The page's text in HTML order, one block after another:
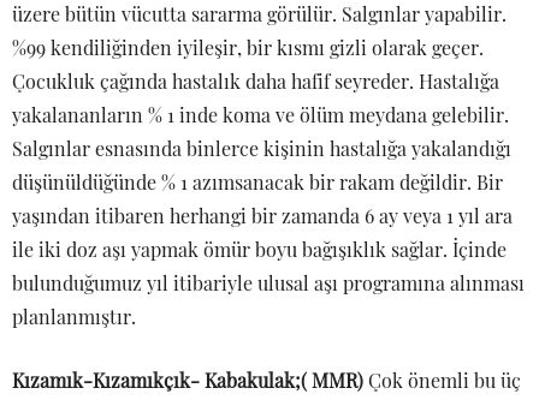
üzere bütün vücutta sararma görülür. Salgınlar yapabilir.
%99 kendiliğinden iyileşir, bir kısmı gizli olarak geçer.
Çocukluk çağında hastalık daha hafif seyreder. Hastalığa
yakalananların % 1 inde koma ve ölüm meydana gelebilir.
Salgınlar esnasında binlerce kişinin hastalığa yakalandığı
düşünüldüğünde % 1 azımsanacak bir rakam değildir. Bir
yaşından itibaren herhangi bir zamanda 6 ay veya 1 yıl ara
ile iki doz aşı yapmak ömür boyu bağışıklık sağlar. İçinde
bulunduğumuz yıl itibariyle ulusal aşı programına alınması
planlanmıştır.
Kızamık-Kızamıkçık- Kabakulak;( MMR)Çok önemli bu üç